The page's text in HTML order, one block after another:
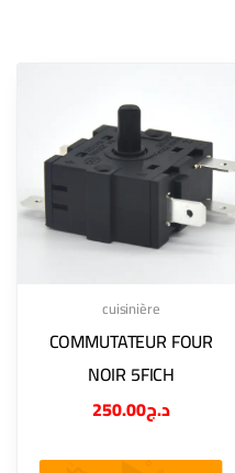
cuisinière
COMMUTATEUR FOUR
NOIR 5FICH
د.ج250.00